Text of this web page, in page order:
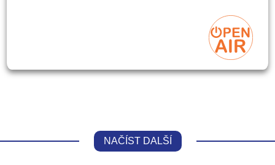
NAČÍST DALŠÍ